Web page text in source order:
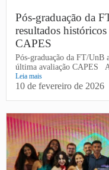
Pós-graduação da
resultados
CAPES
Pós-graduação da FT/UnB
última avaliação CAPES
Leia mais
10 de fevereiro de 2026